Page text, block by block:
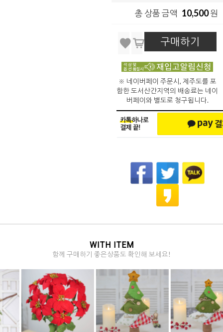
총 상품 금액 10,500원
구매하기
※ 네이버페이 주문시, 제주도를 포
함한 도서산간지역의 배송료는 네이
버페이와 별도로 청구됩니다.
WITH ITEM
함께 구매하기 좋은상품도 확인해 보세요!